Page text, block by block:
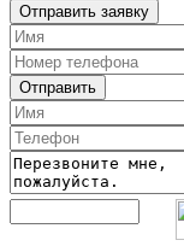
Отправить заявку
Отправить